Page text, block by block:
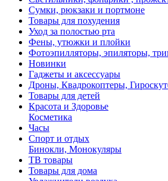
Сумки, рюкзаки и портмоне
Товары для похудения
Уход за полостью рта
Фены, утюжки и плойки
Фотоэпилляторы, эпиляторы,
Новинки
Гаджеты и аксессуары
Дроны, Квадрокоптеры,
Товары для детей
Красота и Здоровье
Косметика
Часы
Спорт и отдых
Бинокли, Монокуляры
ТВ товары
Товары для дома